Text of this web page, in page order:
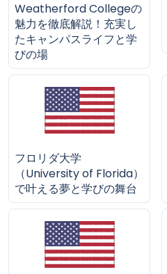
Weatherford Collegeの
魅力を徹底解説！充実し
たキャンパスライフと学
びの場
フロリダ大学
（University of Florida）
で叶える夢と学びの舞台